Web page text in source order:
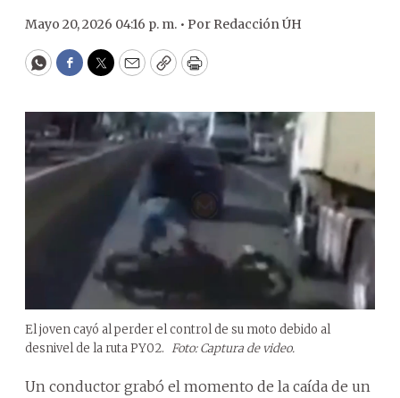
Mayo 20, 2026 04:16 p. m. • Por Redacción ÚH
WhatsApp
Facebook
Twitter
EmailCopyPrint
El joven cayó al perder el control de su moto debido al
desnivel de la ruta PY02. Foto: Captura de video.
Un conductor grabó el momento de la caída de un